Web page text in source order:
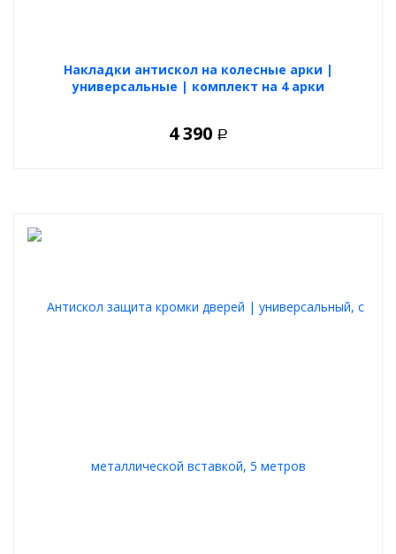
Накладки антискол на колесные арки |
универсальные | комплект на 4 арки
4 390 Р